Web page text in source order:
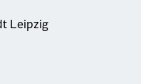
Leipzig